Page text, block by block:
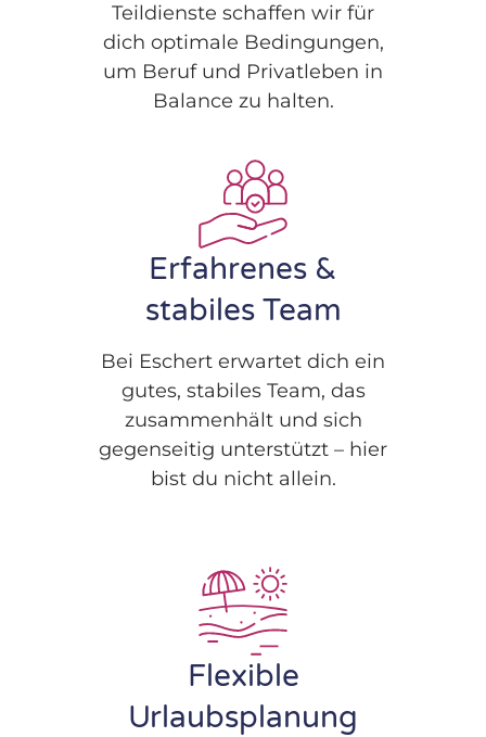
Teildienste schaffen wir für
dich optimale Bedingungen,
um Beruf und Privatleben in
Balance zu halten.
Erfahrenes &
stabiles Team
Bei Eschert erwartet dich ein
gutes, stabiles Team, das
zusammenhält und sich
gegenseitig unterstützt – hier
bist du nicht allein.
Flexible
Urlaubsplanung